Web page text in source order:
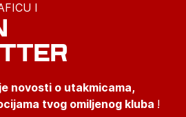
I
novosti o utakmicama,
tvog omiljenog kluba !